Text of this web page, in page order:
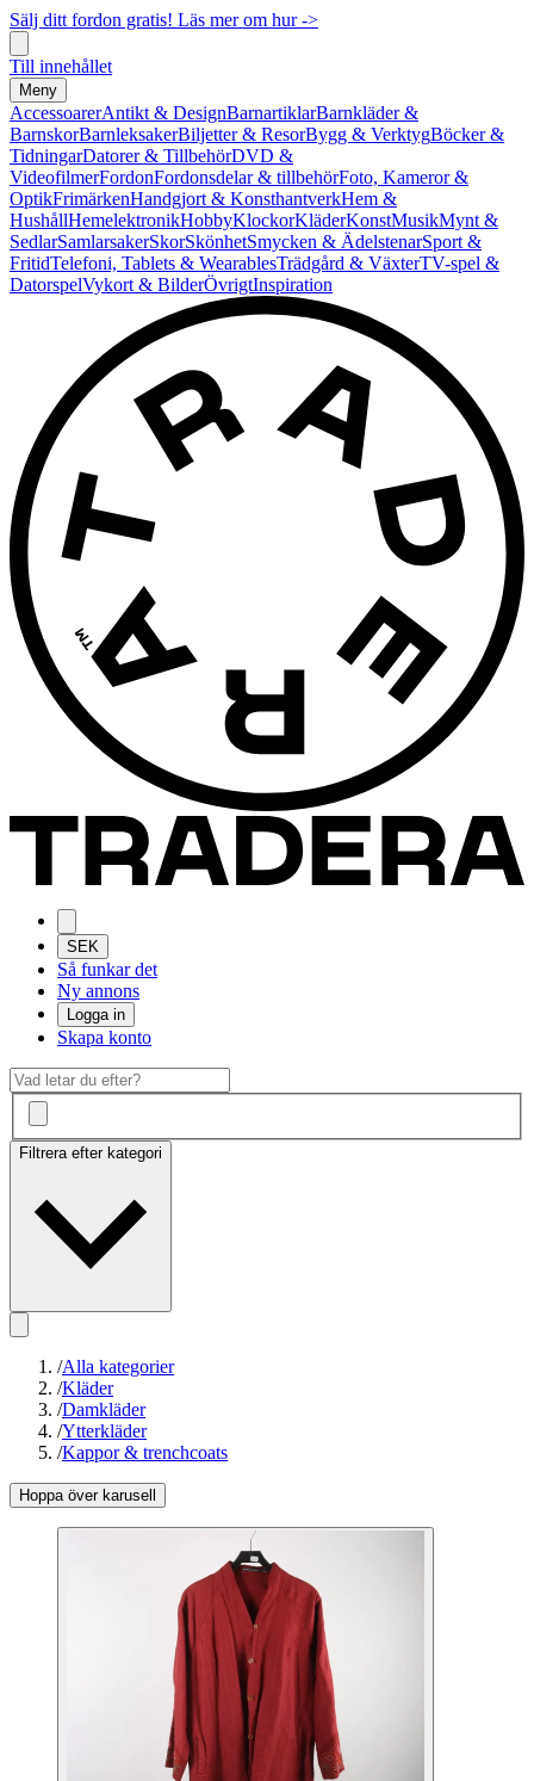
Sälj ditt fordon gratis! Läs mer om hur ->
Till innehållet
Meny
AccessoarerAntikt & DesignBarnartiklarBarnkläder &
BarnskorBarnleksakerBiljetter & ResorBygg & VerktygBöcker &
TidningarDatorer & TillbehörDVD &
VideofilmerFordonFordonsdelar & tillbehörFoto, Kameror &
OptikFrimärkenHandgjort & KonsthantverkHem &
HushållHemelektronikHobbyKlockorKläderKonstMusikMynt &
SedlarSamlarsakerSkorSkönhetSmycken & ÄdelstenarSport &
FritidTelefoni, Tablets & WearablesTrädgård & VäxterTV-spel &
DatorspelVykort & BilderÖvrigtInspiration
SEK
Så funkar det
Ny annons
Logga in
Skapa konto
Filtrera efter kategori
/Alla kategorier
/Kläder
/Damkläder
/Ytterkläder
/Kappor & trenchcoats
Hoppa över karusell